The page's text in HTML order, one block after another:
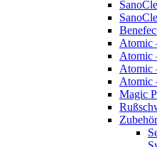
Atomic
Atomic
Atomic
Atomic
Magic
Zubehör